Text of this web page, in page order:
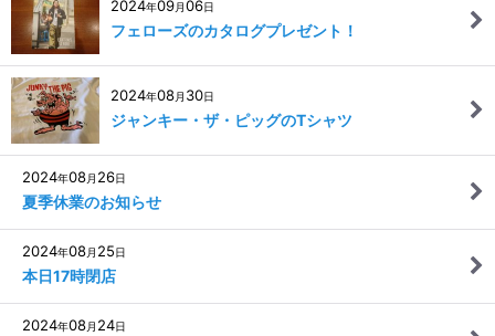
2024年09月06日
フェローズのカタログプレゼント！
2024年08月 30日
ジャンキー・ザ・ピッグのTシャツ
2024年08月 26日
夏季休業のお知らせ
2024年08月 25日
本日17時閉店
2024年08月 24日